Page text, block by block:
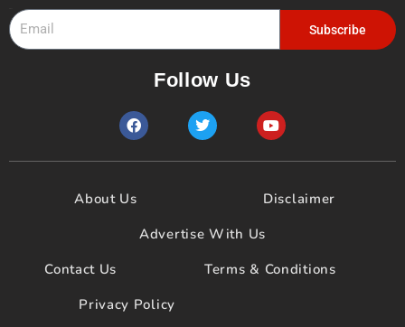
Subscribe
Follow Us
F
a
e
o
T
w
t
Y
o
t
b
e
About Us
Disclaimer
Advertise With Us
Contact Us
Terms & Conditions
Privacy Policy